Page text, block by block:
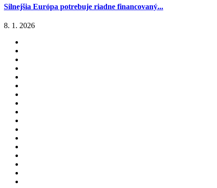
Silnejšia Európa potrebuje riadne financovaný...
8. 1. 2026